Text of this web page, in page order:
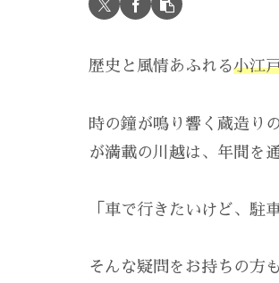
歴史と風情あふれる小江
時の鐘が鳴り響く蔵造り
が満載の川越は、年間を
「車で行きたいけど、駐
そんな疑問をお持ちの方